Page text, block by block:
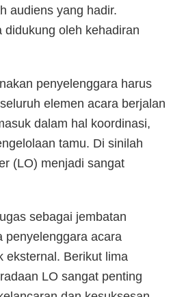
audiens yang hadir.
didukung oleh kehadiran
penyelenggara harus
elemen acara berjalan
dalam hal koordinasi,
tamu. Di sinilah
(LO) menjadi sangat
sebagai jembatan
penyelenggara acara
eksternal. Berikut lima
LO sangat penting